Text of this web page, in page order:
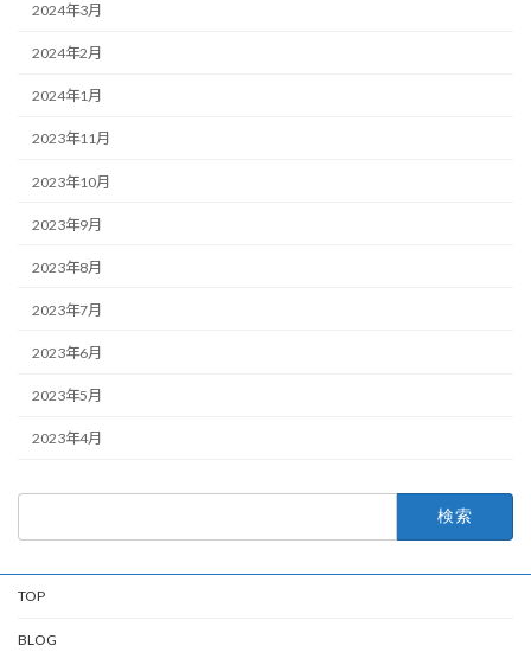
2024年3月
2024年2月
2024年1月
2023年11月
2023年10月
2023年9月
2023年8月
2023年7月
2023年6月
2023年5月
2023年4月
TOP
BLOG